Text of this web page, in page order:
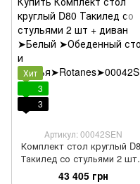
Хит
3
3
Артикул: 00042SEN
Комплект стол круглый
Такилед со стульями 2 шт
диван
43 405 грн